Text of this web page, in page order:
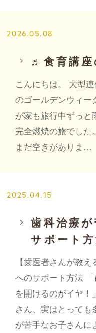
2026.05.08
♬食育講座
こんにちは。 大型
のゴールデンウィ
が家も旅行中ずっ
完全燃焼の旅でし
まだ空きがありま…
2025.04.15
歯科治療
サポート
【歯医者さんが教
へのサポート方法
を開けるのがイヤ
さん、実はとって
が苦手なお子さん